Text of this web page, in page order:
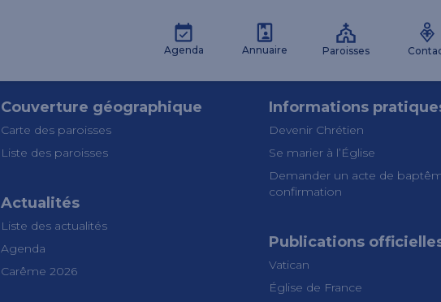
Agenda Annuaire Paroisses
Couverture géographique
Carte des paroisses
Liste des paroisses
Actualités
Liste des actualités
Agenda
Carême 2026
Informations
Devenir Chrétien
Se marier à l’Église
Demander un acte de
confirmation
Publications
Vatican
Église de France